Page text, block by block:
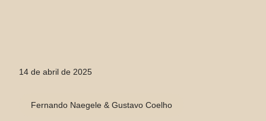
14 de abril de 2025
Fernando Naegele & Gustavo Coelho